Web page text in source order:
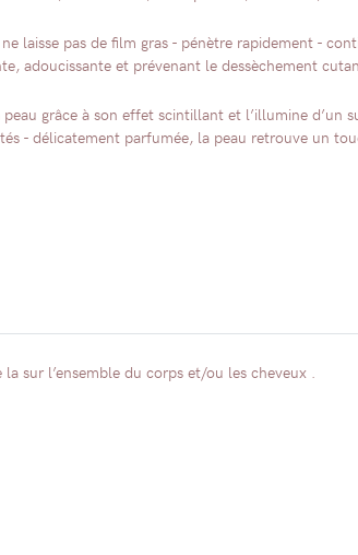
laisse pas de film gras - pénètre rapidement -
adoucissante et prévenant le dessèchement
grâce à son effet scintillant et l’illumine d’un
- délicatement parfumée, la peau retrouve un
sur l’ensemble du corps et/ou les cheveux .